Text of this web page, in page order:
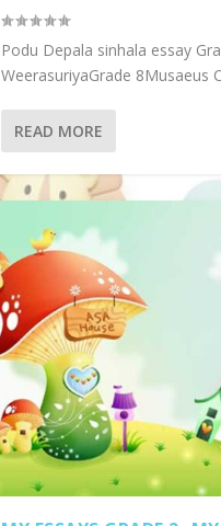
Podu Depala sinhala essay
WeerasuriyaGrade 8Musaeus
READ MORE